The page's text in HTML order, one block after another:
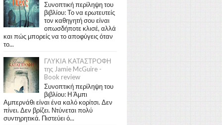
Συνοπτική περίληψη του
βιβλίου: Το να ερωτευτείς
τον καθηγητή σου είναι
οπωσδήποτε κλισέ, αλλά
και πώς μπορείς να το αποφύγεις όταν
το...
ΓΛΥΚΙΑ ΚΑΤΑΣΤΡΟΦΗ
της Jamie McGuire -
Book review
Συνοπτική περίληψη του
βιβλίου: Η Άμπι
Αμπερνάθι είναι ένα καλό κορίτσι. Δεν
πίνει. Δεν βρίζει. Ντύνεται πολύ
συντηρητικά. Πιστεύει ό...